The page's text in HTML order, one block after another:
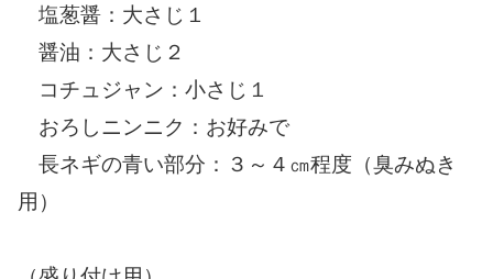
塩葱醤：大さじ１
醤油：大さじ２
コチュジャン：小さじ１
おろしニンニク：お好みで
長ネギの青い部分：３～４㎝程度（臭みぬき
用）